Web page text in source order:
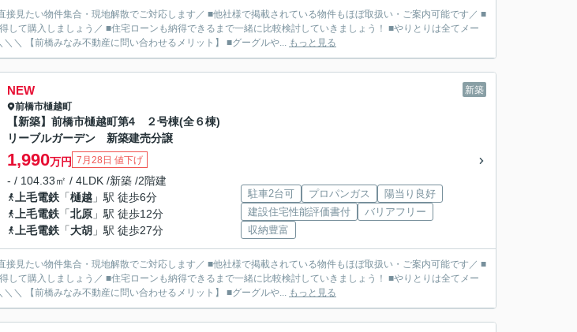
接見たい物件集合・現地解散でご対応します／ ■他社様で掲載されている物件もほぼ取扱い・ご案内可能です／ ■
して購入しましょう／ ■住宅ローンも納得できるまで一緒に比較検討していきましょう！ ■やりとりは全てメー
ルやLINEでご対応しております！ ＼＼＼ 【前橋みなみ不動産に問い合わせるメリット】 ■グーグルや... もっと見る
新築
NEW
前橋市樋越町
【新築】前橋市樋越町第4 ２号棟(全６棟)
リーブルガーデン 新築建売分譲
1,990万円 7月28日 値下げ
- / 104.33㎡ / 4LDK /新築 /2階建
上毛電鉄 「樋越 」駅 徒歩6分
上毛電鉄 「北原 」駅 徒歩12分
上毛電鉄 「大胡 」駅 徒歩27分
駐車2台可 プロパンガス
陽当り良好
建設住宅性能評価書付
バリアフリー
収納豊富
接見たい物件集合・現地解散でご対応します／ ■他社様で掲載されている物件もほぼ取扱い・ご案内可能です／ ■
して購入しましょう／ ■住宅ローンも納得できるまで一緒に比較検討していきましょう！ ■やりとりは全てメー
ルやLINEでご対応しております！ ＼＼＼ 【前橋みなみ不動産に問い合わせるメリット】 ■グーグルや... もっと見る